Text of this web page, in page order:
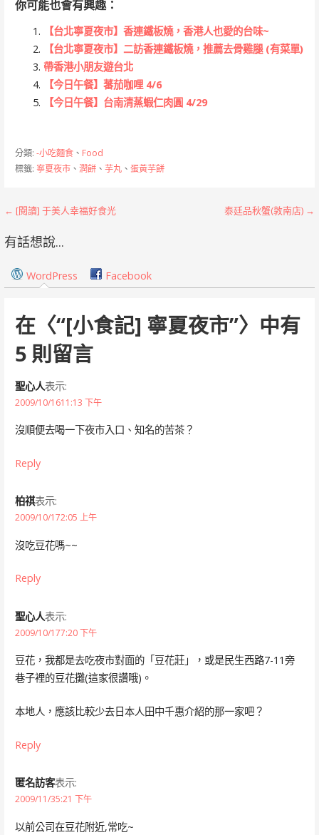
你可能也會有興趣：
【台北寧夏夜市】香連鐵板燒，香港人也愛的台味~
【台北寧夏夜市】二訪香連鐵板燒，推薦去骨雞腿 (有菜單)
帶香港小朋友遊台北
【今日午餐】蕃茄咖哩 4/6
【今日午餐】台南清蒸蝦仁肉圓 4/29
分類: -小吃麵食、 Food
標籤: 寧夏夜市、 潤餅、 芋丸、 蛋黃芋餅
文
章
導
覽
← [閱讀] 于美人幸福好食光 泰廷品秋蟹(敦南店) →
有話想說...
WordPress Facebook
在〈“[小食記] 寧夏夜市”〉中有
5 則留言
聖心人表示:
2009/10/1611:13 下午
沒順便去喝一下夜市入口、知名的苦茶？
Reply
柏祺表示:
2009/10/172:05 上午
沒吃豆花嗎~~
Reply
聖心人表示:
2009/10/177:20 下午
豆花，我都是去吃夜市對面的「豆花莊」，或是民生西路7-11旁
巷子裡的豆花攤(這家很讚哦)。
本地人，應該比較少去日本人田中千惠介紹的那一家吧？
Reply
匿名訪客表示:
2009/11/35:21 下午
以前公司在豆花附近,常吃~